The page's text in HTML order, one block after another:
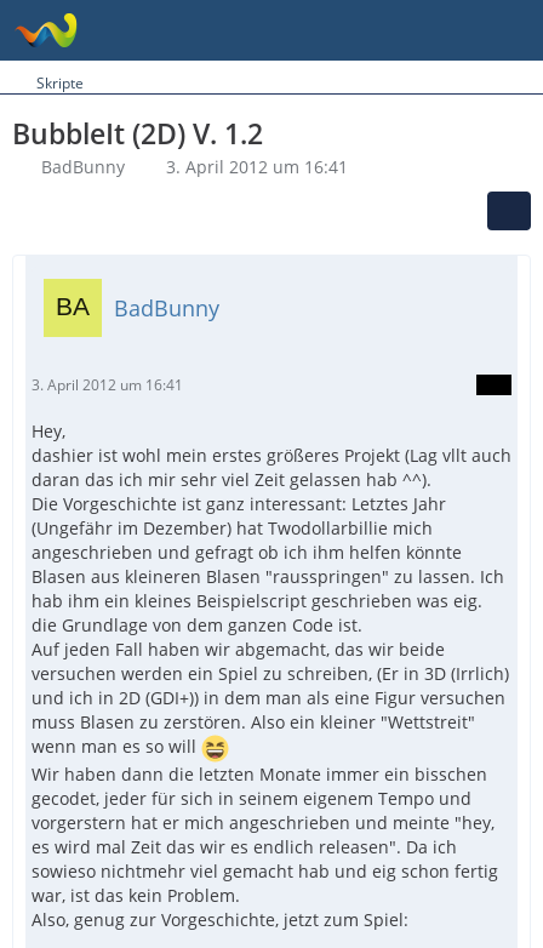
Skripte
BubbleIt (2D) V. 1.2
BadBunny 3. April 2012 um 16:41
BadBunny
3. April 2012 um 16:41
Hey,
dashier ist wohl mein erstes größeres Projekt (Lag vllt auch
daran das ich mir sehr viel Zeit gelassen hab ^^).
Die Vorgeschichte ist ganz interessant: Letztes Jahr
(Ungefähr im Dezember) hat Twodollarbillie mich
angeschrieben und gefragt ob ich ihm helfen könnte
Blasen aus kleineren Blasen "rausspringen" zu lassen. Ich
hab ihm ein kleines Beispielscript geschrieben was eig.
die Grundlage von dem ganzen Code ist.
Auf jeden Fall haben wir abgemacht, das wir beide
versuchen werden ein Spiel zu schreiben, (Er in 3D (Irrlich)
und ich in 2D (GDI+)) in dem man als eine Figur versuchen
muss Blasen zu zerstören. Also ein kleiner "Wettstreit"
wenn man es so will
Wir haben dann die letzten Monate immer ein bisschen
gecodet, jeder für sich in seinem eigenem Tempo und
vorgerstern hat er mich angeschrieben und meinte "hey,
es wird mal Zeit das wir es endlich releasen". Da ich
sowieso nichtmehr viel gemacht hab und eig schon fertig
war, ist das kein Problem.
Also, genug zur Vorgeschichte, jetzt zum Spiel: